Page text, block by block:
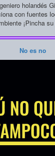
holandés
con fuentes
¡Pincha
No es no